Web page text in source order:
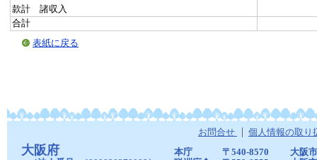
款計 諸収入
合計
表紙に戻る
お問合せ 個人情報の取り
大阪府 本庁 〒540-8570
大阪